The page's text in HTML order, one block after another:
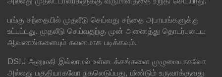
பங்கு சந்தையில் முதலீடு செய்வது சந்தை அபாயங்களுக்கு
உட்பட்டது. முதலீடு செய்வதற்கு முன் அனைத்து தொடர்புடைய
ஆவணங்களையும் கவனமாக படிக்கவும்.
DSIJ அனுமதி இல்லாமல் உள்ளடக்கங்களை முழுமையாகவோ
அல்லது பகுதியாகவோ நகலெடுப்பது, மீண்டும் உருவாக்குவது